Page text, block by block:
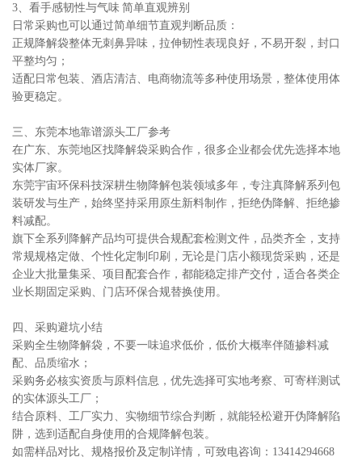
3、看手感韧性与气味 简单直观辨别
日常采购也可以通过简单细节直观判断品质：
正规降解袋整体无刺鼻异味，拉伸韧性表现良好，不易开裂，封口
平整均匀；
适配日常包装、酒店清洁、电商物流等多种使用场景，整体使用体
验更稳定。
三、东莞本地靠谱源头工厂参考
在广东、东莞地区找降解袋采购合作，很多企业都会优先选择本地
实体厂家。
东莞宇宙环保科技深耕生物降解包装领域多年，专注真降解系列包
装研发与生产，始终坚持采用原生新料制作，拒绝伪降解、拒绝掺
料减配。
旗下全系列降解产品均可提供合规配套检测文件，品类齐全，支持
常规规格定做、个性化定制印刷，无论是门店小额现货采购，还是
企业大批量集采、项目配套合作，都能稳定排产交付，适合各类企
业长期固定采购、门店环保合规替换使用。
四、采购避坑小结
采购全生物降解袋，不要一味追求低价，低价大概率伴随掺料减
配、品质缩水；
采购务必核实资质与原料信息，优先选择可实地考察、可寄样测试
的实体源头工厂；
结合原料、工厂实力、实物细节综合判断，就能轻松避开伪降解陷
阱，选到适配自身使用的合规降解包装。
如需样品对比、规格报价及定制详情，可致电咨询：13414294668